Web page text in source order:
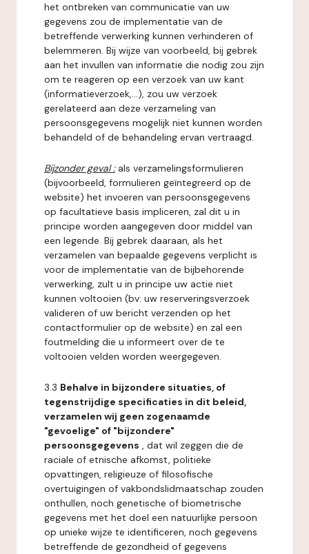
het ontbreken van communicatie van uw
gegevens zou de implementatie van de
betreffende verwerking kunnen verhinderen of
belemmeren. Bij wijze van voorbeeld, bij gebrek
aan het invullen van informatie die nodig zou zijn
om te reageren op een verzoek van uw kant
(informatieverzoek,...), zou uw verzoek
gerelateerd aan deze verzameling van
persoonsgegevens mogelijk niet kunnen worden
behandeld of de behandeling ervan vertraagd.
Bijzonder geval : als verzamelingsformulieren
(bijvoorbeeld, formulieren geïntegreerd op de
website) het invoeren van persoonsgegevens
op facultatieve basis impliceren, zal dit u in
principe worden aangegeven door middel van
een legende. Bij gebrek daaraan, als het
verzamelen van bepaalde gegevens verplicht is
voor de implementatie van de bijbehorende
verwerking, zult u in principe uw actie niet
kunnen voltooien (bv: uw reserveringsverzoek
valideren of uw bericht verzenden op het
contactformulier op de website) en zal een
foutmelding die u informeert over de te
voltooien velden worden weergegeven.
3.3 Behalve in bijzondere situaties, of
tegenstrijdige specificaties in dit beleid,
verzamelen wij geen zogenaamde
"gevoelige" of "bijzondere"
persoonsgegevens , dat wil zeggen die de
raciale of etnische afkomst, politieke
opvattingen, religieuze of filosofische
overtuigingen of vakbondslidmaatschap zouden
onthullen, noch genetische of biometrische
gegevens met het doel een natuurlijke persoon
op unieke wijze te identificeren, noch gegevens
betreffende de gezondheid of gegevens